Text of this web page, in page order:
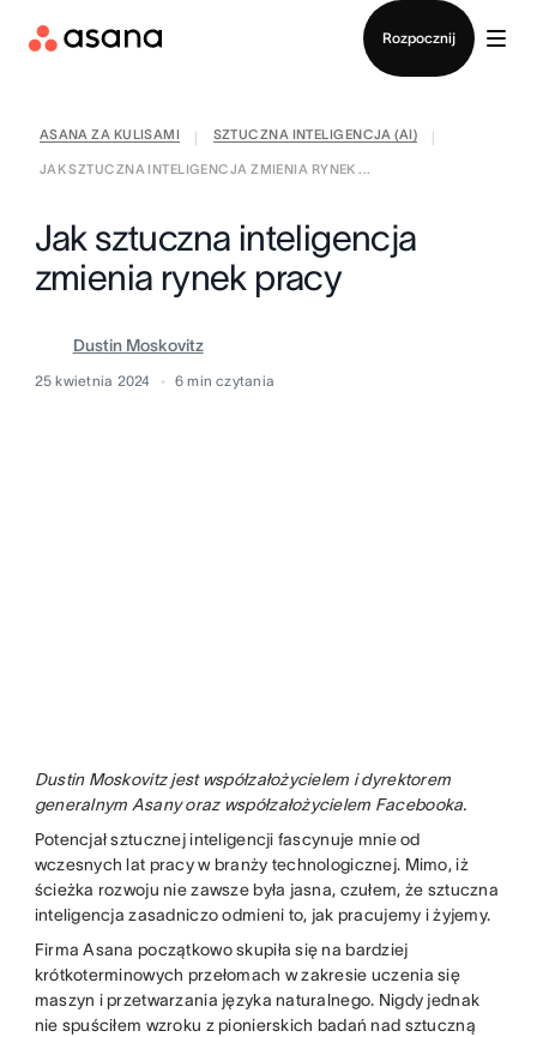
Rozpocznij
ASANA ZA KULISAMI SZTUCZNA INTELIGENCJA (AI)
JAK SZTUCZNA INTELIGENCJA ZMIENIA RYNEK ...
Jak sztuczna inteligencja
zmienia rynek pracy
Dustin Moskovitz
25 kwietnia 2024 6 min czytania
Dustin Moskovitz jest współzałożycielem i dyrektorem
generalnym Asany oraz współzałożycielem Facebooka.
Potencjał sztucznej inteligencji fascynuje mnie od
wczesnych lat pracy w branży technologicznej. Mimo, iż
ścieżka rozwoju nie zawsze była jasna, czułem, że sztuczna
inteligencja zasadniczo odmieni to, jak pracujemy i żyjemy.
Firma Asana początkowo skupiła się na bardziej
krótkoterminowych przełomach w zakresie uczenia się
maszyn i przetwarzania języka naturalnego. Nigdy jednak
nie spuściłem wzroku z pionierskich badań nad sztuczną